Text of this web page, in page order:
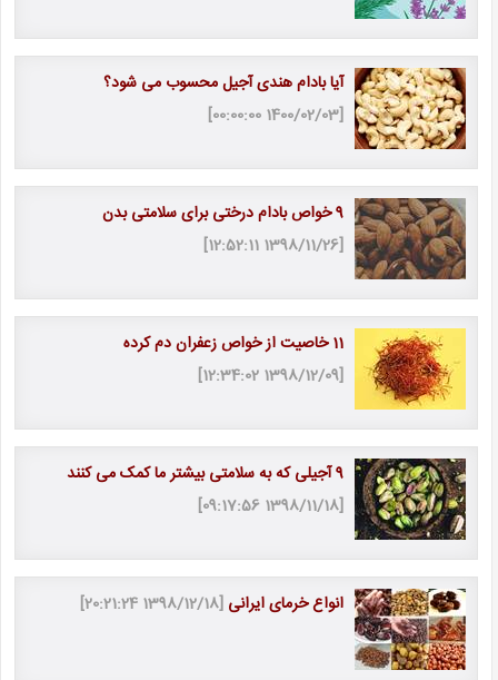
آیا بادام هندی آجیل محسوب می شود؟
[1400/02/03 00:00:00]
9 خواص بادام درختی برای سلامتی بدن
[1398/11/26 12:52:11]
11 خاصیت از خواص زعفران دم كرده
[1398/12/09 12:34:02]
9 آجیلی که به سلامتی بیشتر ما کمک می کنند
[1398/11/18 09:17:56]
انواع خرمای ایرانی [1398/12/18 20:21:24]